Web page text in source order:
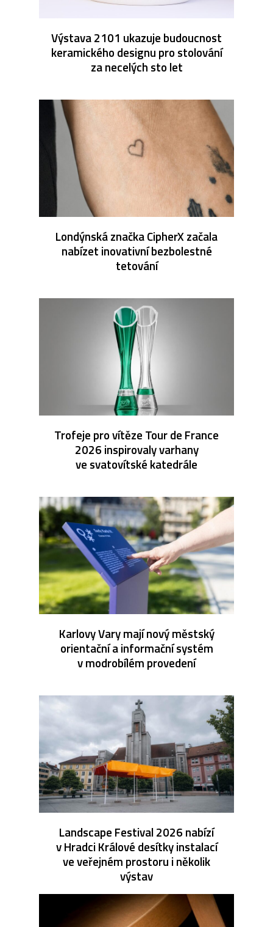
Výstava 2101 ukazuje budoucnost
keramického designu pro stolování
za necelých sto let
Londýnská značka CipherX začala
nabízet inovativní bezbolestné
tetování
Trofeje pro vítěze Tour de France
2026 inspirovaly varhany
ve svatovítské katedrále
Karlovy Vary mají nový městský
orientační a informační systém
v modrobílém provedení
Landscape Festival 2026 nabízí
v Hradci Králové desítky instalací
ve veřejném prostoru i několik
výstav